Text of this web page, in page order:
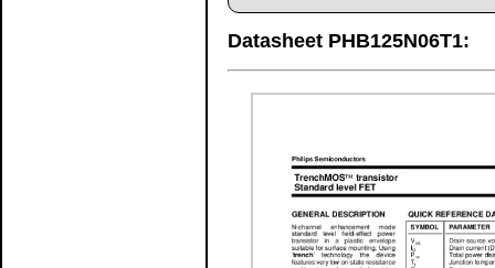
Datasheet PHB125N06T1: